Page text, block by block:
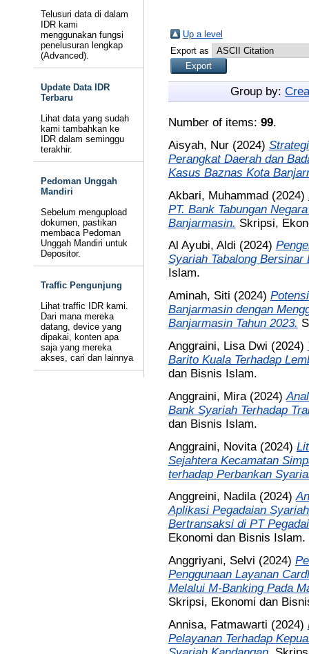
Telusuri data di dalam
IDR kami
menggunakan fungsi
penelusuran lengkap
(Advanced).
Update Data IDR
Terbaru
Lihat data yang sudah
kami tambahkan ke
IDR dalam seminggu
terakhir.
Pedoman Unggah
Mandiri
Sebelum mengupload
dokumen, pastikan
membaca Pedoman
Unggah Mandiri untuk
Depositor.
Traffic Pengunjung
Lihat traffic IDR kami.
Dari mana mereka
datang, device yang
dipakai, konten apa
saja yang mereka
akses, cari dan lainnya
Up a level
Export as
Group by:
Number of items: 99.
Aisyah, Nur(2024)
Perangkat Daerah dan
Kasus Baznas Kota
Akbari, Muhammad(2024)
PT. Bank Tabungan
Banjarmasin. Skripsi,
Al Ayubi, Aldi (2024)
Syariah Tabalong Bersinar
Islam.
Aminah, Siti (2024)
Banjarmasin dengan
Banjarmasin Tahun 2023.
Anggraini, Lisa Dwi (2024)
Barito Kuala Terhadap
dan Bisnis Islam.
Anggraini, Mira(2024)
Bank Syariah Terhadap
dan Bisnis Islam.
Anggraini, Novita(2024)
Sejahtera Kecamatan
terhadap Perbankan
Anggreini, Nadila(2024)
Aplikasi Pegadaian
Bertransaksi di PT
Ekonomi dan Bisnis Islam.
Anggriyani, Selvi (2024)
Penggunaan Layanan
Melalui M-Banking Pada
Skripsi, Ekonomi dan
Annisa, Fatmawarti (2024)
Pelayanan Terhadap